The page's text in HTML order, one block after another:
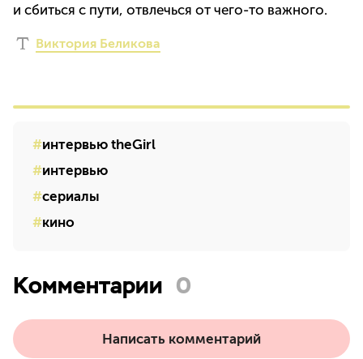
и сбиться с пути, отвлечься от чего-то важного.
Виктория Беликова
интервью theGirl
интервью
сериалы
кино
Комментарии 0
Написать комментарий